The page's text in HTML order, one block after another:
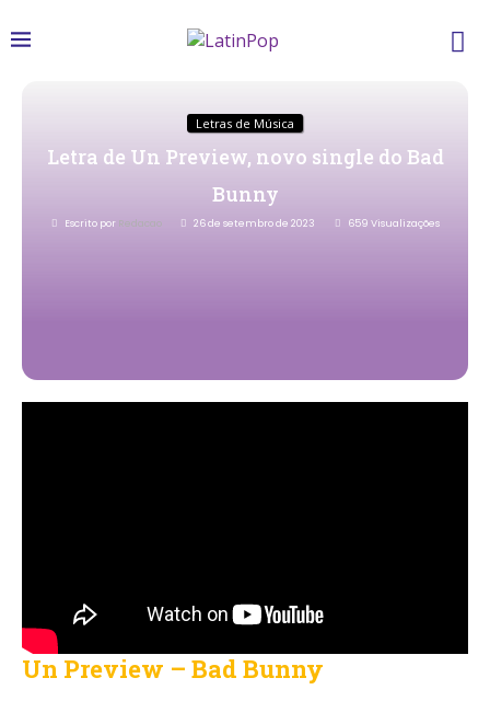
Letras de Música
Letra de Un Preview, novo single do Bad
Bunny
Escrito por Redacao 26 de setembro de 2023 659 Visualizações
Un Preview – Bad Bunny